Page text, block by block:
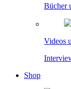
Bücher
Videos
Shop